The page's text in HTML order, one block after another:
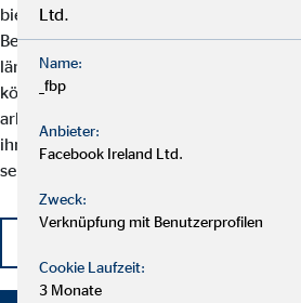
bieten wir die optimale Umgebung, um
Berufsleben anzuwenden. Oder
längeren Job-Pause den Wiedereinstieg?
können Sie flexibel entscheiden, wann,
arbeiten möchten. Genauso
ihrem jetzigen Beruf keine
sehen.
Ltd.
Name:
_fbp
Anbieter:
Facebook Ireland Ltd.
Zweck:
Verknüpfung mit Benutzerprofilen
Cookie Laufzeit:
3 Monate